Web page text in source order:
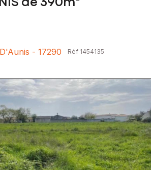
- 17290 Réf 1454135